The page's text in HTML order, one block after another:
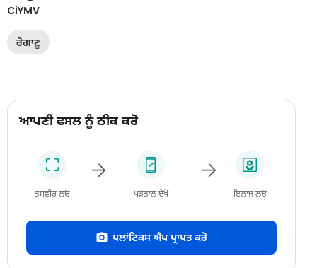
CiYMV
ਰੋਗਾਣੂ
ਆਪਣੀ ਫਸਲ ਨੂੰ ਠੀਕ ਕਰੋ
ਤਸਵੀਰ ਲਓ ਪੜਤਾਲ ਦੇਖੋ ਇਲਾਜ ਲਓ
ਪਲਾਂਟਿਕਸ ਐਪ ਪ੍ਰਾਪਤ ਕਰੋ